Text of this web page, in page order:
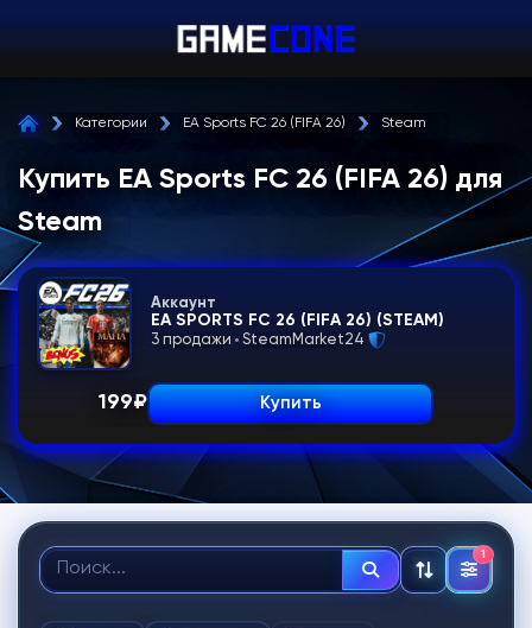
Категории EA Sports FC 26 (FIFA 26) Steam
Купить EA Sports FC 26 (FIFA 26) для
Steam
Аккаунт
EA SPORTS FC 26 (FIFA 26) (STEAM)
3 продажи SteamMarket24
199₽ Купить
1